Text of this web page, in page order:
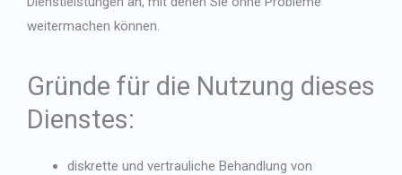
weitermachen können.
Gründe für die Nutzung dieses
Dienstes:
diskrette und vertrauliche Behandlung von